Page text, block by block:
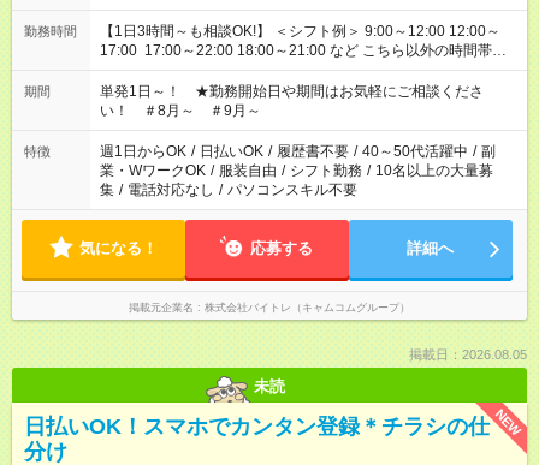
勤務時間
【1日3時間～も相談OK!】 ＜シフト例＞ 9:00～12:00 12:00～
17:00 17:00～22:00 18:00～21:00 など こちら以外の時間帯も
お気軽にご相談ください！
期間
単発1日～！ ★勤務開始日や期間はお気軽にご相談くださ
い！ ＃8月～ ＃9月～
特徴 週1日からOK / 日払いOK / 履歴書不要 / 40～50代活躍中 / 副
業・WワークOK / 服装自由 / シフト勤務 / 10名以上の大量募
集 / 電話対応なし / パソコンスキル不要
気になる！ 応募する 詳細へ
掲載元企業名 株式会社バイトレ（キャムコムグループ）
掲載日：2026.08.05
未読
NEW
日払いOK！スマホでカンタン登録＊チラシの仕
分け